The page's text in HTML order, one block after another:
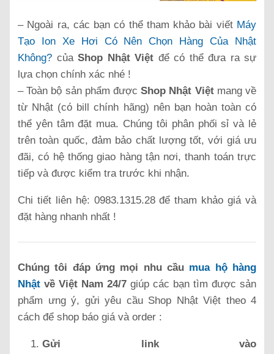
– Ngoài ra, các bạn có thể tham khảo bài viết Máy
Tạo Ion Xe Hơi Có Nên Chọn Hàng Của Nhật
Không? của Shop Nhật Việt để có thể đưa ra sự
lựa chọn chính xác nhé !
– Toàn bộ sản phẩm đượcShop Nhật Việtmang về
từ Nhật (có bill chính hãng) nên bạn hoàn toàn có
thể yên tâm đặt mua. Chúng tôi phân phối sỉ và lẻ
trên toàn quốc, đảm bảo chất lượng tốt, với giá ưu
đãi, có hệ thống giao hàng tận nơi, thanh toán trực
tiếp và được kiểm tra trước khi nhận.
Chi tiết liên hệ: 0983.1315.28 để tham khảo giá và
đặt hàng nhanh nhất !
Chúng tôi đáp ứng mọi nhu cầu mua hộ hàng
Nhật về Việt Nam 24/7 giúp các bạn tìm được sản
phẩm ưng ý, gửi yêu cầu Shop Nhật Việt theo 4
cách để shop báo giá và order :
Gửi link vào